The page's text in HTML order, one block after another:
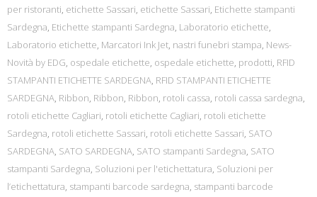
per ristoranti, etichette Sassari, etichette Sassari, Etichette stampanti
Sardegna, Etichette stampanti Sardegna, Laboratorio etichette,
Laboratorio etichette, Marcatori Ink Jet, nastri funebri stampa, News-
Novità by EDG, ospedale etichette, ospedale etichette, prodotti, RFID
STAMPANTI ETICHETTE SARDEGNA, RFID STAMPANTI ETICHETTE
SARDEGNA, Ribbon, Ribbon, Ribbon, rotoli cassa, rotoli cassa sardegna,
rotoli etichette Cagliari, rotoli etichette Cagliari, rotoli etichette
Sardegna, rotoli etichette Sassari, rotoli etichette Sassari, SATO
SARDEGNA, SATO SARDEGNA, SATO stampanti Sardegna, SATO
stampanti Sardegna, Soluzioni per l'etichettatura, Soluzioni per
l’etichettatura, stampanti barcode sardegna, stampanti barcode